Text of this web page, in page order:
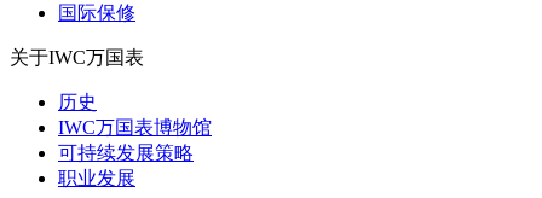
国际保修
关于IWC万国表
历史
IWC万国表博物馆
可持续发展策略
职业发展